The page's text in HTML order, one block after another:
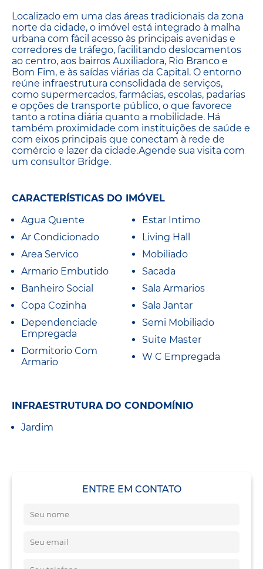
Localizado em uma das áreas tradicionais da zona
norte da cidade, o imóvel está integrado à malha
urbana com fácil acesso às principais avenidas e
corredores de tráfego, facilitando deslocamentos
ao centro, aos bairros Auxiliadora, Rio Branco e
Bom Fim, e às saídas viárias da Capital. O entorno
reúne infraestrutura consolidada de serviços,
como supermercados, farmácias, escolas, padarias
e opções de transporte público, o que favorece
tanto a rotina diária quanto a mobilidade. Há
também proximidade com instituições de saúde e
com eixos principais que conectam à rede de
comércio e lazer da cidade.Agende sua visita com
um consultor Bridge.
CARACTERÍSTICAS DO IMÓVEL
Agua Quente
Ar Condicionado
Area Servico
Armario Embutido
Banheiro Social
Copa Cozinha
Dependenciade
Empregada
Dormitorio Com
Armario
Estar Intimo
Living Hall
Mobiliado
Sacada
Sala Armarios
Sala Jantar
Semi Mobiliado
Suite Master
W C Empregada
INFRAESTRUTURA DO CONDOMÍNIO
Jardim
ENTRE EM CONTATO